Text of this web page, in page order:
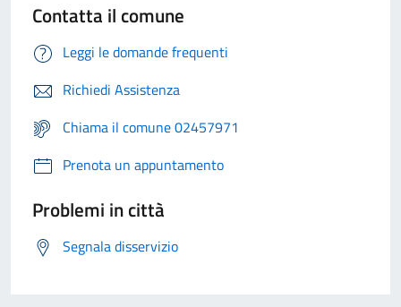
Contatta il comune
Leggi le domande frequenti
Richiedi Assistenza
Chiama il comune 02457971
Prenota un appuntamento
Problemi in città
Segnala disservizio